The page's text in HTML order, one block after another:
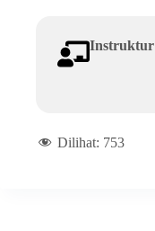
Instruktur
Dilihat: 753